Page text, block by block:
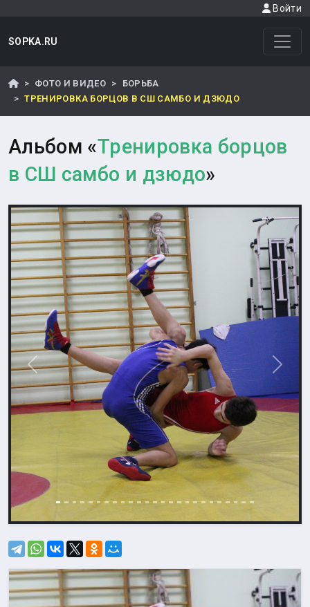
Войти
SOPKA.RU
ФОТО И ВИДЕО
БОРЬБА
ТРЕНИРОВКА БОРЦОВ В СШ САМБО И ДЗЮДО
Альбом «Тренировка борцов
в СШ самбо и дзюдо»
Назад